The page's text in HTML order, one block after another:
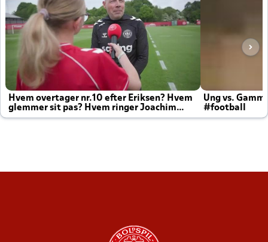
Hvem overtager nr.10 efter Eriksen? Hvem
glemmer sit pas? Hvem ringer Joachim
altid til efter kampe?
Ung vs.
#football